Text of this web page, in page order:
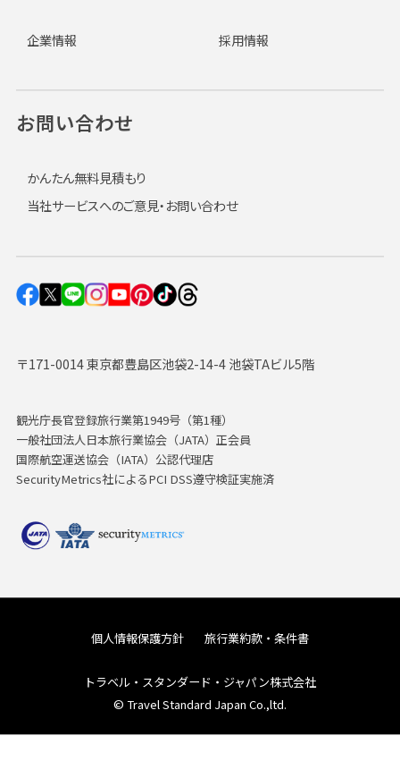
〒171-0014 東京都豊島区池袋2-14-4 池袋TAビル5階
観光庁長官登録旅行業第1949号（第1種）
一般社団法人日本旅行業協会（JATA）正会員
国際航空運送協会（IATA）公認代理店
SecurityMetrics社によるPCI DSS遵守検証実施済
企業情報 採用情報
お問い合わせ
かんたん無料見積もり
当社サービスへのご意見・お問い合わせ
個人情報保護方針 旅行業約款・条件書
トラベル・スタンダード・ジャパン株式会社
© Travel Standard Japan Co.,ltd.